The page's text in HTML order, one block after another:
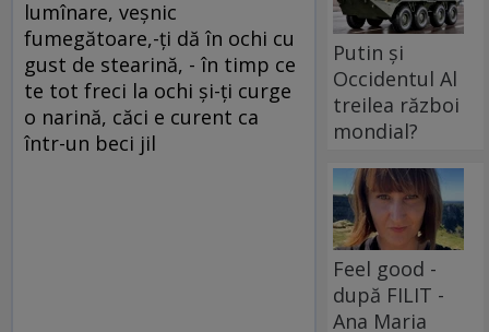
lumînare, veşnic
fumegătoare,-ţi dă în ochi cu
gust de stearină, - în timp ce
te tot freci la ochi şi-ţi curge
o narină, căci e curent ca
într-un beci jil
Putin și
Occidentul Al
treilea război
mondial?
Feel good -
după FILIT -
Ana Maria